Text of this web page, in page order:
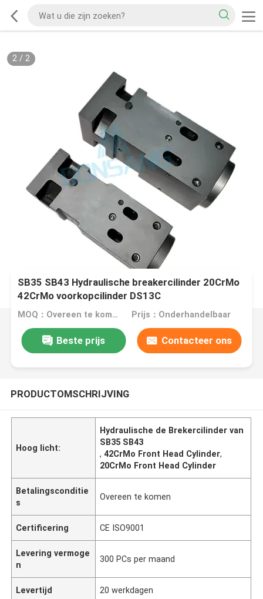
2/ 2
SB35 SB43 Hydraulische breakercilinder 20CrMo
42CrMo voorkopcilinder DS13C
MOQ：Overeen te komen Prijs：Onderhandelbaar
Beste prijs Contacteer ons
PRODUCTOMSCHRIJVING
Hoog licht:
Hydraulische de Brekercilinder van
SB35 SB43
,42CrMo Front Head Cylinder,
20CrMo Front Head Cylinder
Betalingsconditie
s
Overeen te komen
Certificering CE ISO9001
Levering vermoge
n
300 PCs per maand
Levertijd 20 werkdagen